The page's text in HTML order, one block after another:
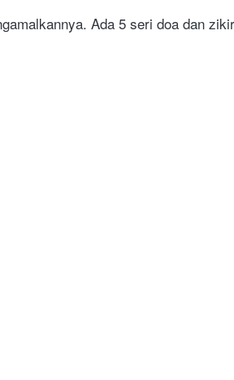
Ada 5 seri doa dan